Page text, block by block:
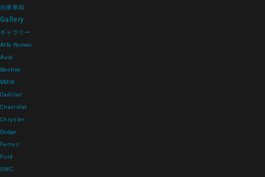
在庫車両
Gallery
ギャラリー
Alfa Romeo
Audi
Bentley
BMW
Cadillac
Chevrolet
Chrysler
Dodge
Ferrari
Ford
GMC